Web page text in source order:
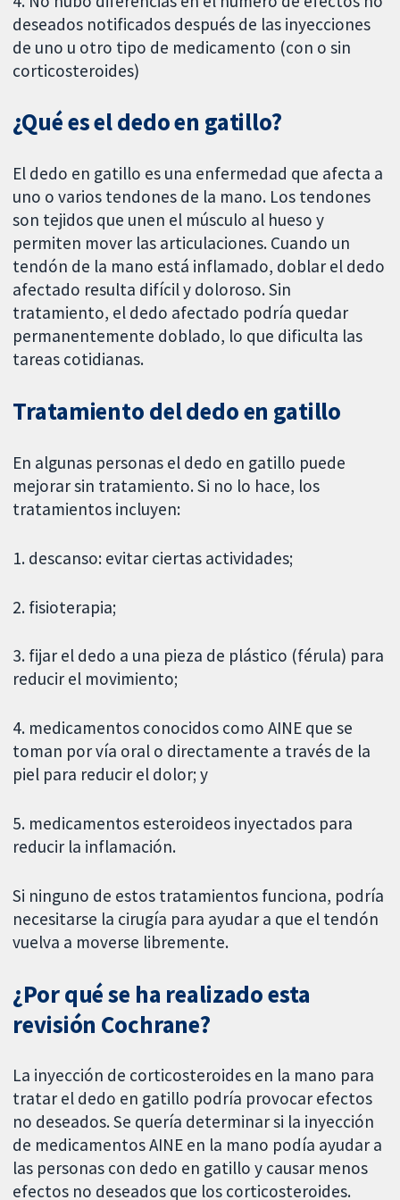
deseados notificados después de las inyecciones
de uno u otro tipo de medicamento (con o sin
corticosteroides)
¿Qué es el dedo en gatillo?
El dedo en gatillo es una enfermedad que afecta a
uno o varios tendones de la mano. Los tendones
son tejidos que unen el músculo al hueso y
permiten mover las articulaciones. Cuando un
tendón de la mano está inflamado, doblar el dedo
afectado resulta difícil y doloroso. Sin
tratamiento, el dedo afectado podría quedar
permanentemente doblado, lo que dificulta las
tareas cotidianas.
Tratamiento del dedo en gatillo
En algunas personas el dedo en gatillo puede
mejorar sin tratamiento. Si no lo hace, los
tratamientos incluyen:
1. descanso: evitar ciertas actividades;
2. fisioterapia;
3. fijar el dedo a una pieza de plástico (férula) para
reducir el movimiento;
4. medicamentos conocidos como AINE que se
toman por vía oral o directamente a través de la
piel para reducir el dolor; y
5. medicamentos esteroideos inyectados para
reducir la inflamación.
Si ninguno de estos tratamientos funciona, podría
necesitarse la cirugía para ayudar a que el tendón
vuelva a moverse libremente.
¿Por qué se ha realizado esta
revisión Cochrane?
La inyección de corticosteroides en la mano para
tratar el dedo en gatillo podría provocar efectos
no deseados. Se quería determinar si la inyección
de medicamentos AINE en la mano podía ayudar a
las personas con dedo en gatillo y causar menos
efectos no deseados que los corticosteroides.